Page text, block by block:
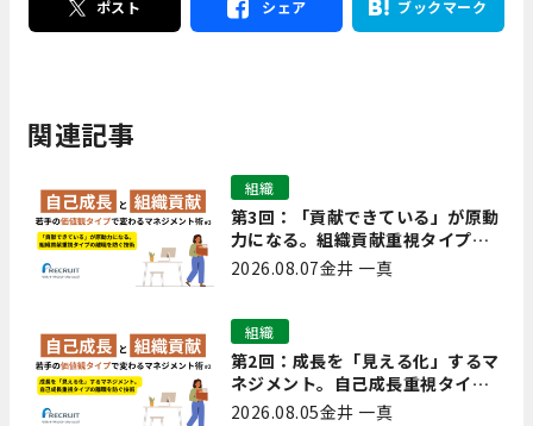
ポスト シェア ブックマーク
関連記事
第3回：「貢献できている」が原動
力になる。組織貢献重視タイプの
離職を防ぐ技術
組織
2026.08.07金井 一真
第2回：成長を「見える化」するマ
ネジメント。自己成長重視タイプ
の離職を防ぐ技術
組織
2026.08.05金井 一真